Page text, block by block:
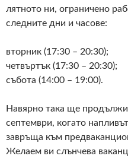
лятното ни, ограничено
следните дни и часове:
вторник (17:30 – 20:30);
четвъртък (17:30 – 20:30);
събота (14:00 – 19:00).
Навярно така ще
септември, когато
завръща към
Желаем ви слънчева